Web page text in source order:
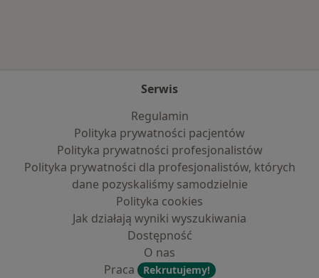
Serwis
Regulamin
Polityka prywatności pacjentów
Polityka prywatności profesjonalistów
Polityka prywatności dla profesjonalistów, których
dane pozyskaliśmy samodzielnie
Polityka cookies
Jak działają wyniki wyszukiwania
Dostępność
O nas
Praca
Rekrutujemy!